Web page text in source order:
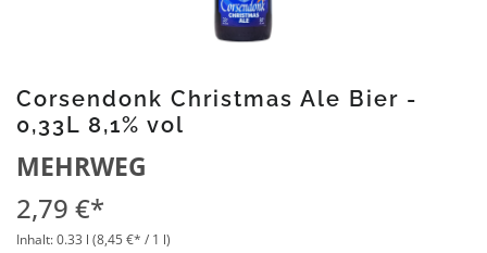
Corsendonk Christmas Ale Bier -
0,33L 8,1% vol
MEHRWEG
2,79 €*
Inhalt:0.33 l (8,45 €* / 1 l)